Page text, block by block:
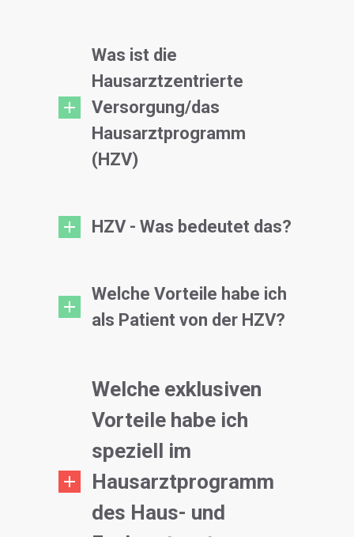
Was ist die
Hausarztzentrierte
Versorgung/das
Hausarztprogramm
(HZV)
HZV - Was bedeutet das?
Welche Vorteile habe ich
als Patient von der HZV?
Welche exklusiven
Vorteile habe ich
speziell im
Hausarztprogramm
des Haus- und